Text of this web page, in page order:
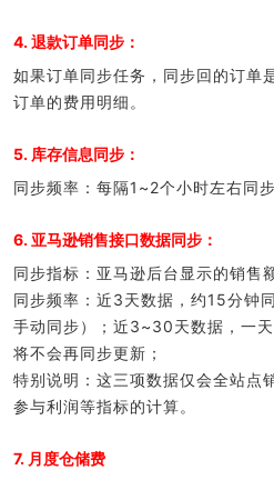
4. 退款订单同步：
如果订单同步任务，同步回的订单
订单的费用明细。
5. 库存信息同步：
同步频率：每隔1~2个小时左右同步
6. 亚马逊销售接口数据同步：
同步指标：亚马逊后台显示的销售
同步频率：近3天数据，约15分钟
手动同步）；近3~30天数据，一
将不会再同步更新；
特别说明：这三项数据仅会全站点
参与利润等指标的计算。
7. 月度仓储费